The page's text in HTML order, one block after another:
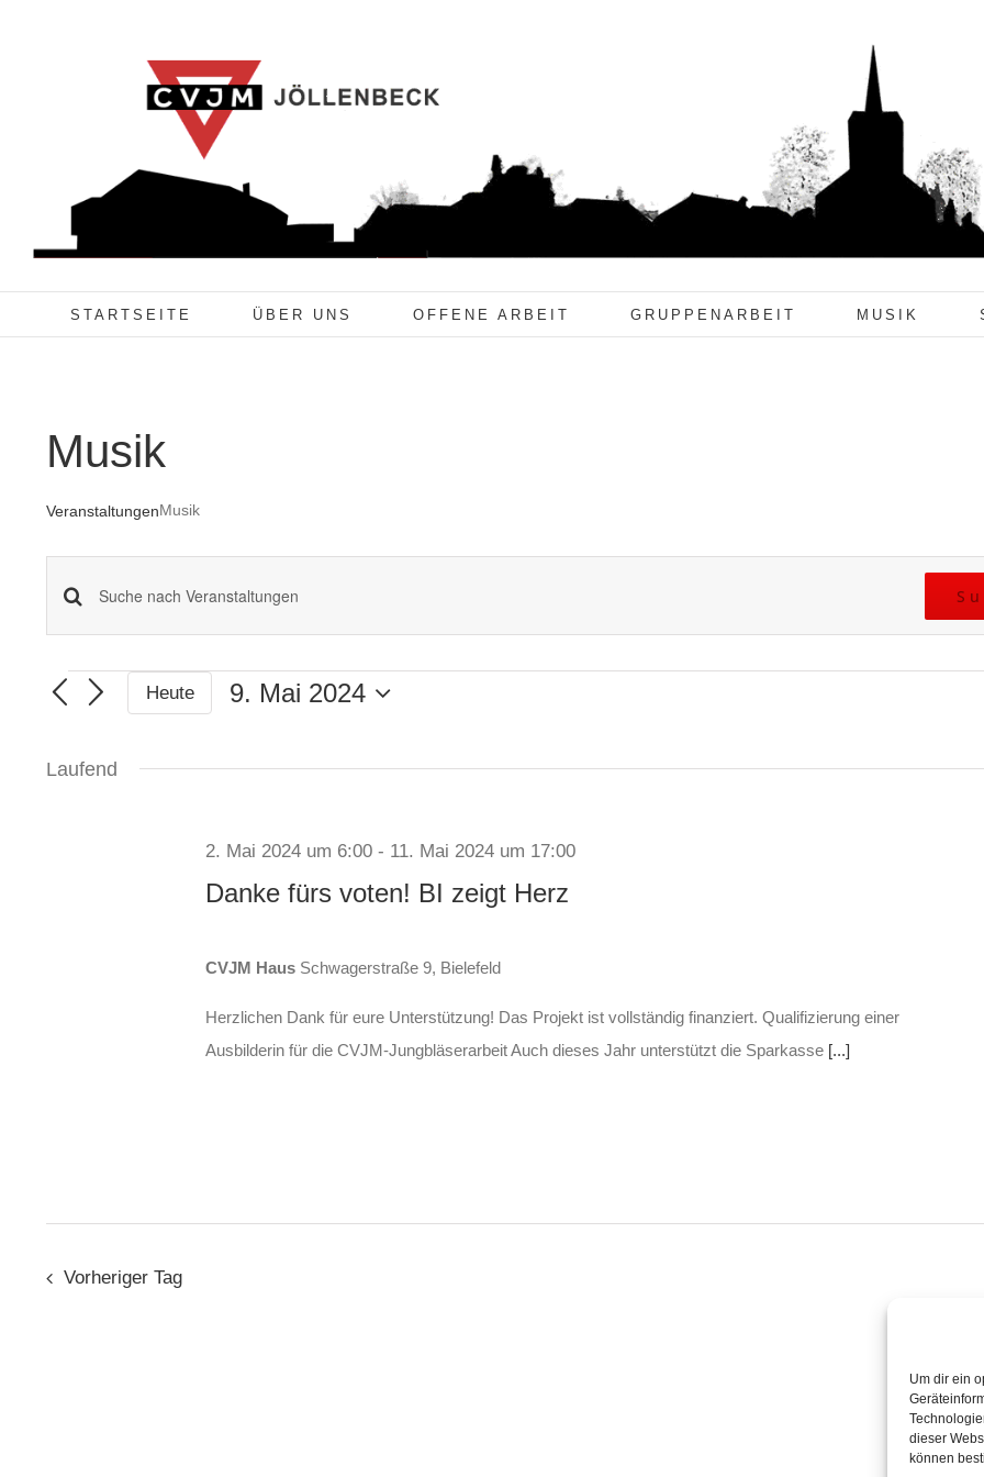
Um dir ein
dieser
können
STARTSEITE ÜBER UNS OFFENE ARBEIT GRUPPENARBEIT MUSIK
Musik
VeranstaltungenMusik
Veranstaltungen
Suche
und
Ansichten,
Bitte
eingeben.
Suche
Veranstaltungen
Veranstaltungen
Heute
9. Mai 2024
Laufend
Danke fürs voten! BI zeigt Herz
2. Mai 2024 um 6:00 - 11. Mai 2024 um 17:00
CVJM Haus Schwagerstraße 9, Bielefeld
Herzlichen Dank für eure Unterstützung! Das Projekt ist vollständig finanziert. Qualifizierung einer
Ausbilderin für die CVJM-Jungbläserarbeit Auch dieses Jahr unterstützt die Sparkasse [...]
Vorheriger Tag